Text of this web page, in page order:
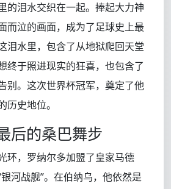
的泪水交织在一起。捧起大力神
而泣的画面，成为了足球史上最
泪水里，包含了从地狱爬回天堂
终于照进现实的狂喜，也包含了
别。这次世界杯冠军，奠定了他
历史地位。
后的桑巴舞步
环，罗纳尔多加盟了皇家马德
河战舰”。在伯纳乌，他依然是